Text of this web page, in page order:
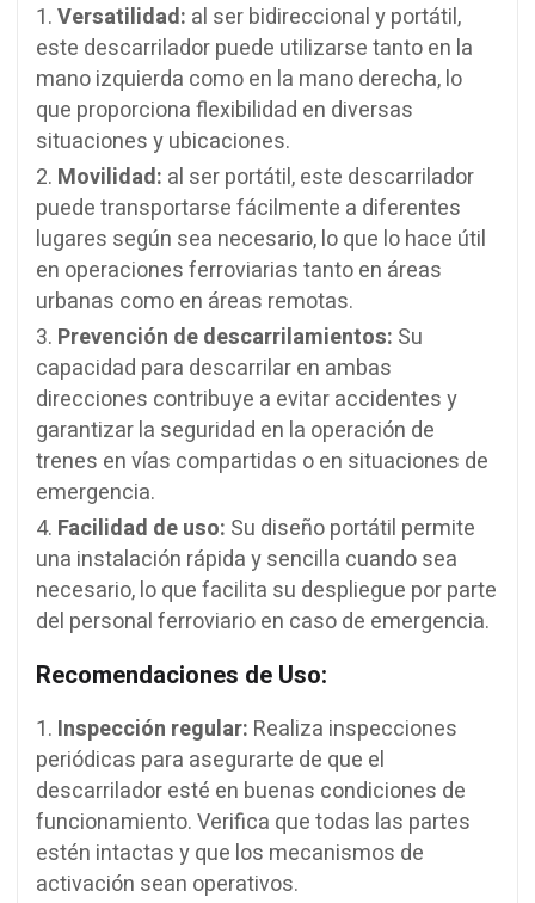
Versatilidad: al ser bidireccional y portátil,
este descarrilador puede utilizarse tanto en la
mano izquierda como en la mano derecha, lo
que proporciona flexibilidad en diversas
situaciones y ubicaciones.
Movilidad: al ser portátil, este descarrilador
puede transportarse fácilmente a diferentes
lugares según sea necesario, lo que lo hace útil
en operaciones ferroviarias tanto en áreas
urbanas como en áreas remotas.
Prevención de descarrilamientos: Su
capacidad para descarrilar en ambas
direcciones contribuye a evitar accidentes y
garantizar la seguridad en la operación de
trenes en vías compartidas o en situaciones de
emergencia.
Facilidad de uso: Su diseño portátil permite
una instalación rápida y sencilla cuando sea
necesario, lo que facilita su despliegue por parte
del personal ferroviario en caso de emergencia.
Recomendaciones de Uso:
Inspección regular: Realiza inspecciones
periódicas para asegurarte de que el
descarrilador esté en buenas condiciones de
funcionamiento. Verifica que todas las partes
estén intactas y que los mecanismos de
activación sean operativos.